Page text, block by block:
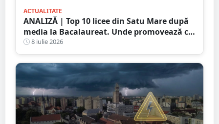
ACTUALITATE
ANALIZĂ | Top 10 licee din Satu Mare după
media la Bacalaureat. Unde promovează cei
mai mulți elevi cu note mari
8 iulie 2026